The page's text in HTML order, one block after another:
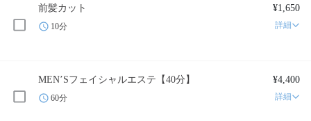
前髪カット ¥1,650
10分 詳細
MEN’Sフェイシャルエステ【40分】 ¥4,400
60分 詳細